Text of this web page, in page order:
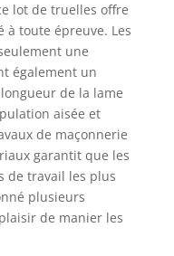
lot de truelles offre
à toute épreuve. Les
une
également un
de la lame
aisée et
de maçonnerie
garantit que les
de travail les plus
plusieurs
de manier les